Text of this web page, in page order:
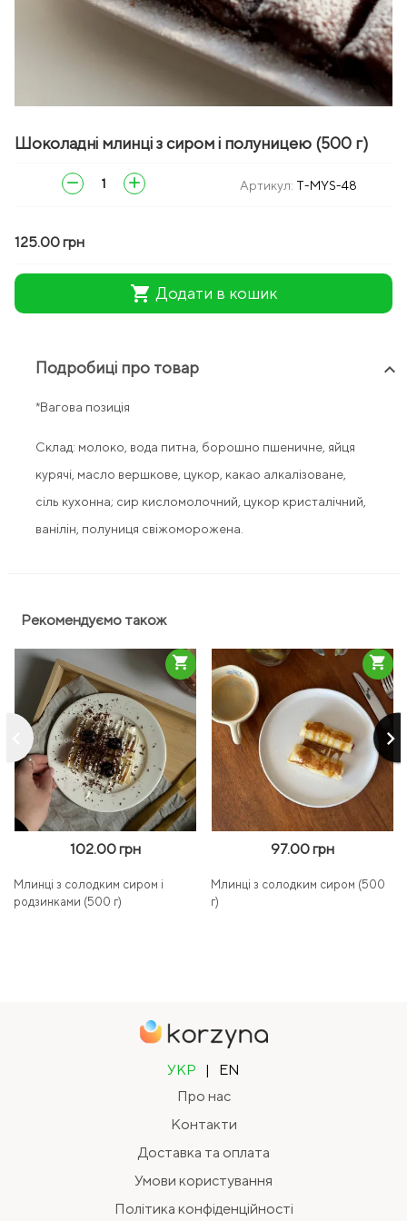
zoom_in
Шоколадні млинці з сиром і полуницею (500 г)
remove add Артикул: T-MYS-48
125.00 грн
shopping_cart Додати в кошик
Подробиці про товар keyboard_arrow_up
*Вагова позиція
Склад: молоко, вода питна, борошно пшеничне, яйця
курячі, масло вершкове, цукор, какао алкалізоване,
сіль кухонна; сир кисломолочний, цукор кристалічний,
ванілін, полуниця свіжоморожена.
Рекомендуємо також
keyboard_arrow_right
102.00 грн
Млинці з солодким сиром і
родзинками (500 г)
shopping_cart
97.00 грн
Млинці з солодким сиром (500
г)
shopping_cart
УКР |
EN
Про нас
Контакти
Доставка та оплата
Умови користування
Політика конфіденційності